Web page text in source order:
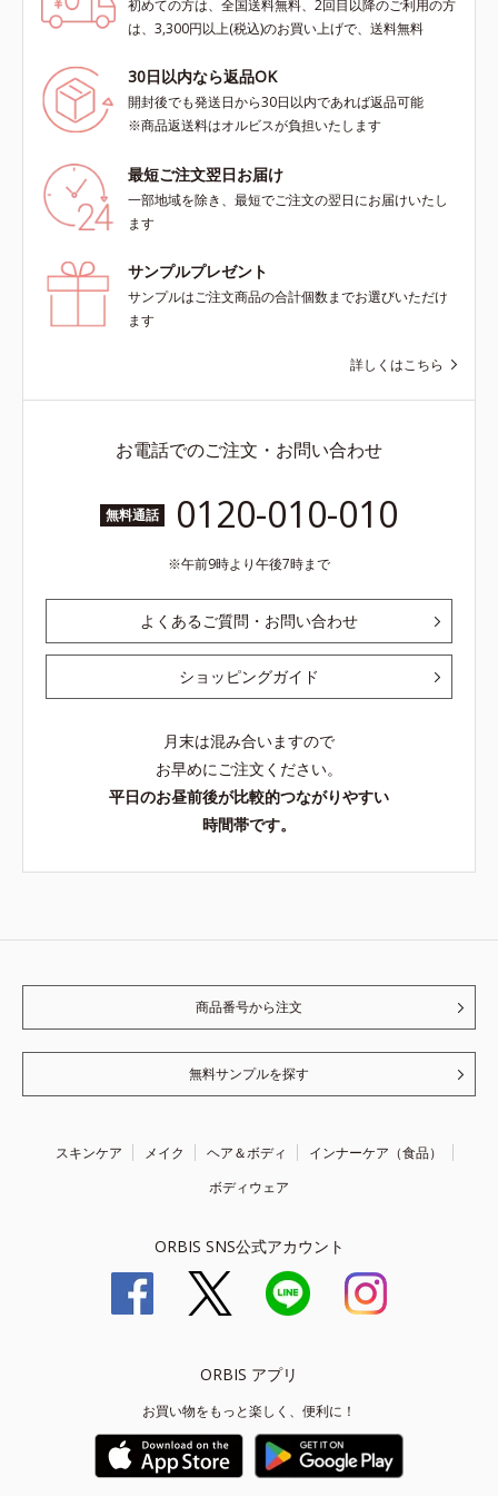
初めての方は、全国送料無料、2回目以降のご利用の方
は、3,300円以上(税込)のお買い上げで、送料無料
30日以内なら返品OK
開封後でも発送日から30日以内であれば返品可能
※商品返送料はオルビスが負担いたします
最短ご注文翌日お届け
一部地域を除き、最短でご注文の翌日にお届けいたし
ます
サンプルプレゼント
サンプルはご注文商品の合計個数までお選びいただけ
ます
詳しくはこちら
お電話でのご注文・お問い合わせ
無料通話 0120-010-010
午前9時より午後7時まで
よくあるご質問・お問い合わせ
ショッピングガイド
月末は混み合いますので
お早めにご注文ください。
平日のお昼前後が比較的つながりやすい
時間帯です。
商品番号から注文
無料サンプルを探す
スキンケア メイク ヘア＆ボディ
インナーケア（食品）
ボディウェア
ORBIS SNS公式アカウント
ORBIS アプリ
お買い物をもっと楽しく、便利に！